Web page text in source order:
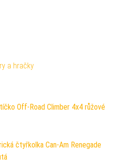
a hračky
Off-Road Climber 4x4 růžové
čtyřkolka Can-Am Renegade